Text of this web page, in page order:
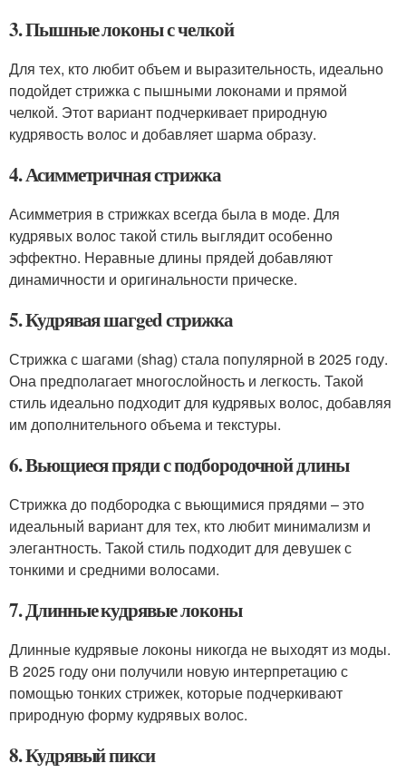
3. Пышные локоны с челкой
Для тех, кто любит объем и выразительность, идеально
подойдет стрижка с пышными локонами и прямой
челкой. Этот вариант подчеркивает природную
кудрявость волос и добавляет шарма образу.
4. Асимметричная стрижка
Асимметрия в стрижках всегда была в моде. Для
кудрявых волос такой стиль выглядит особенно
эффектно. Неравные длины прядей добавляют
динамичности и оригинальности прическе.
5. Кудрявая шагged стрижка
Стрижка с шагами (shag) стала популярной в 2025 году.
Она предполагает многослойность и легкость. Такой
стиль идеально подходит для кудрявых волос, добавляя
им дополнительного объема и текстуры.
6. Вьющиеся пряди с подбородочной длины
Стрижка до подбородка с вьющимися прядями – это
идеальный вариант для тех, кто любит минимализм и
элегантность. Такой стиль подходит для девушек с
тонкими и средними волосами.
7. Длинные кудрявые локоны
Длинные кудрявые локоны никогда не выходят из моды.
В 2025 году они получили новую интерпретацию с
помощью тонких стрижек, которые подчеркивают
природную форму кудрявых волос.
8. Кудрявый пикси